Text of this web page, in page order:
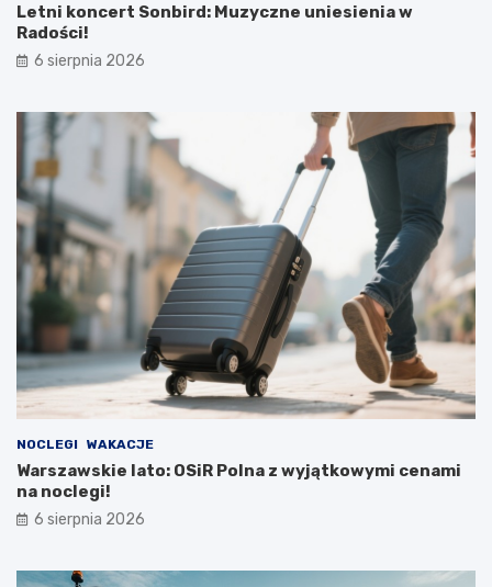
Letni koncert Sonbird: Muzyczne uniesienia w
Radości!
6 sierpnia 2026
NOCLEGI WAKACJE
Warszawskie lato: OSiR Polna z wyjątkowymi cenami
na noclegi!
6 sierpnia 2026